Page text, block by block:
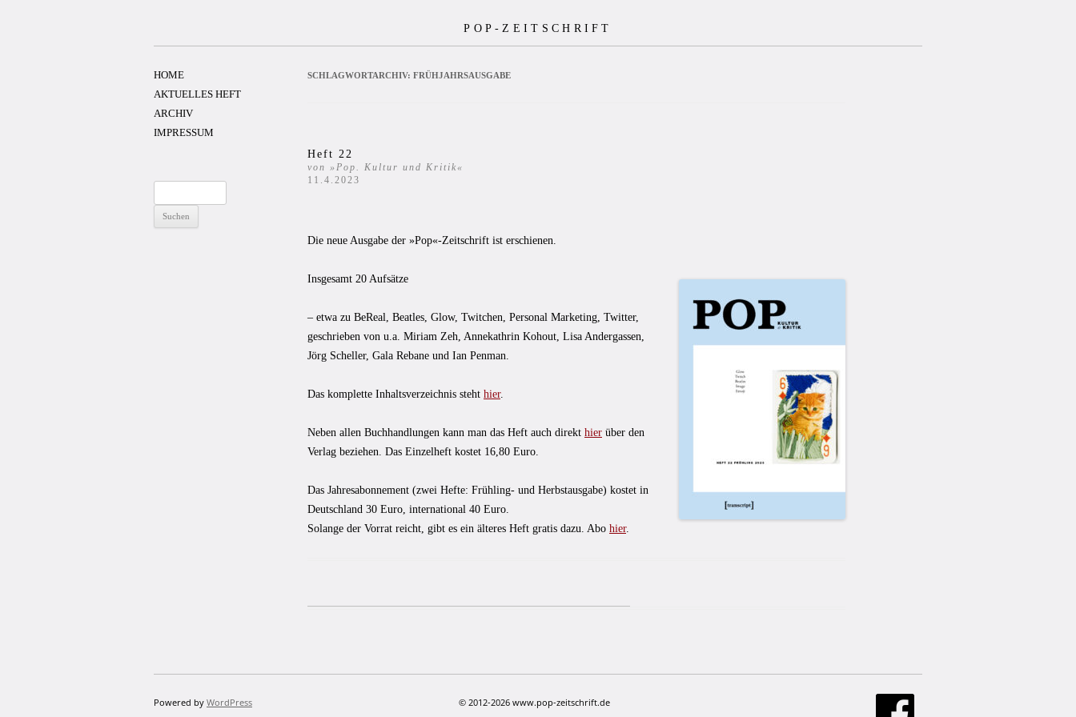
POP-ZEITSCHRIFT
SCHLAGWORTARCHIV: FRÜHJAHRSAUSGABE
Heft 22
von »Pop. Kultur und Kritik«
11.4.2023
Die neue Ausgabe der »Pop«-Zeitschrift ist erschienen.
Insgesamt 20 Aufsätze
– etwa zu BeReal, Beatles, Glow, Twitchen, Personal Marketing, Twitter,
geschrieben von u.a. Miriam Zeh, Annekathrin Kohout, Lisa Andergassen,
Jörg Scheller, Gala Rebane und Ian Penman.
Das komplette Inhaltsverzeichnis steht hier.
Neben allen Buchhandlungen kann man das Heft auch direkt hier über den
Verlag beziehen. Das Einzelheft kostet 16,80 Euro.
Das Jahresabonnement (zwei Hefte: Frühling- und Herbstausgabe) kostet in
Deutschland 30 Euro, international 40 Euro.
Solange der Vorrat reicht, gibt es ein älteres Heft gratis dazu. Abo hier.
HOME
AKTUELLES HEFT
ARCHIV
IMPRESSUM
nach:
Powered by WordPress © 2012-2026 www.pop-zeitschrift.de